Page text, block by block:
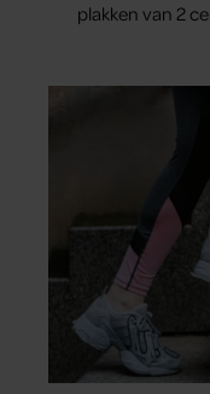
plakken van 2